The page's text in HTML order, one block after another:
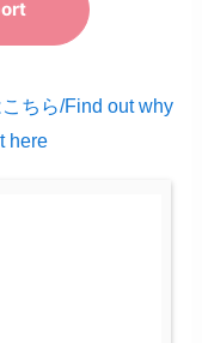
ちら/Find out why
here